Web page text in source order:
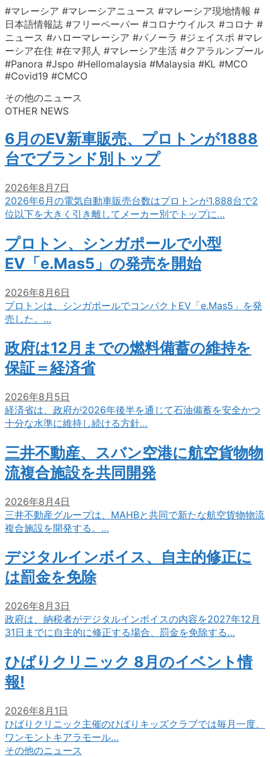
#マレーシア #マレーシアニュース #マレーシア現地情報 #
日本語情報誌 #フリーペーパー #コロナウイルス #コロナ #
ニュース #ハローマレーシア #パノーラ #ジェイスポ #マレ
ーシア在住 #在マ邦人 #マレーシア生活 #クアラルンプール
#Panora #Jspo #Hellomalaysia #Malaysia #KL #MCO
#Covid19 #CMCO
その他のニュース
OTHER NEWS
6月のEV新車販売、プロトンが1888
台でブランド別トップ
2026年8月7日
2026年6月の電気自動車販売台数はプロトンが1,888台で2
位以下を大きく引き離してメーカー別でトップに…
プロトン、シンガポールで小型
EV「e.Mas5」の発売を開始
2026年8月6日
プロトンは、シンガポールでコンパクトEV「e.Mas5」を発
売した。…
政府は12月までの燃料備蓄の維持を
保証＝経済省
2026年8月5日
経済省は、政府が2026年後半を通じて石油備蓄を安全かつ
十分な水準に維持し続ける方針…
三井不動産、スバン空港に航空貨物物
流複合施設を共同開発
2026年8月4日
三井不動産グループは、MAHBと共同で新たな航空貨物物流
複合施設を開発する。…
デジタルインボイス、自主的修正に
は罰金を免除
2026年8月3日
政府は、納税者がデジタルインボイスの内容を2027年12月
31日までに自主的に修正する場合、罰金を免除する…
ひばりクリニック 8月のイベント情
報!
2026年8月1日
ひばりクリニック主催のひばりキッズクラブでは毎月一度、
ワンモントキアラモール…
その他のニュース